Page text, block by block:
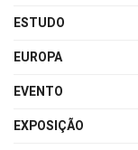
ESTUDO
EUROPA
EVENTO
EXPOSIÇÃO